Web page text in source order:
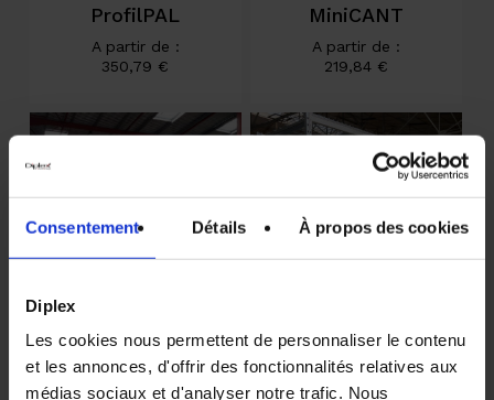
Consentement Détails À propos des cookies
Diplex
Les cookies nous permettent de personnaliser le contenu
et les annonces, d'offrir des fonctionnalités relatives aux
médias sociaux et d'analyser notre trafic. Nous
ProfilPAL
A partir de :
350,79 €
MiniCANT
A partir de :
219,84 €
Rayonnage
cantilever
Rayonnage
d’occasion